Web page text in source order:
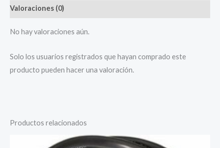
Valoraciones (0)
No hay valoraciones aún.
Solo los usuarios registrados que hayan comprado este
producto pueden hacer una valoración.
Productos relacionados